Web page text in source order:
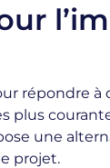
répondre
plus
une
projet.